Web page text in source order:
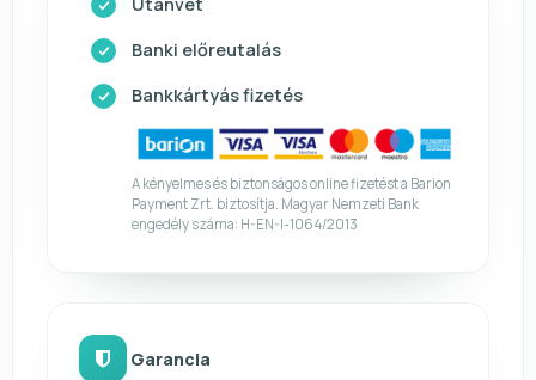
Banki előreutalás
Bankkártyás fizetés
A kényelmes és biztonságos online fizetést a Barion
Payment Zrt. biztosítja. Magyar Nemzeti Bank
engedély száma: H-EN-I-1064/2013
Garancia